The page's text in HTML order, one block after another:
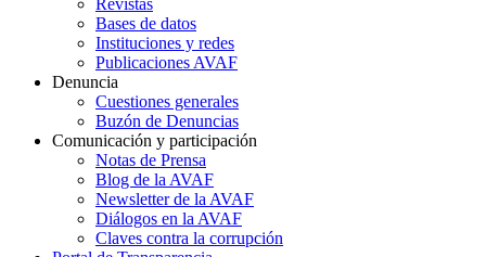
Revistas
Bases de datos
Instituciones y redes
Publicaciones AVAF
Denuncia
Cuestiones generales
Buzón de Denuncias
Comunicación y participación
Notas de Prensa
Blog de la AVAF
Newsletter de la AVAF
Diálogos en la AVAF
Claves contra la corrupción